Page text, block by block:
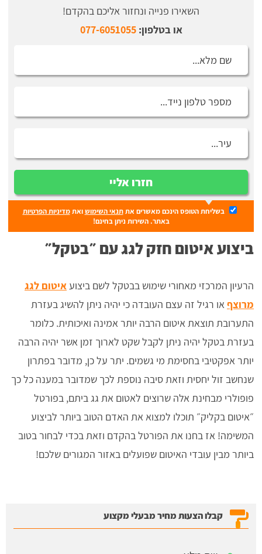
השאירו פנייה ונחזור אליכם בהקדם!
או בטלפון:077-6051055
חזרו אליי
בשליחת הטופס הינכם מאשרים אתתנאי השימושואתמדיניות הפרטיות
באתר. השירות ניתן בחינם!
ביצוע איטום חזק לגג עם ״בטקל״
הרעיון המרכזי מאחורי שימוש בבטקל לשם ביצועאיטום לגג
מרוצףאו רגיל זה עצם העובדה כי יהיה ניתן להשיג בעזרת
התערובת תוצאת איטום הרבה יותר אמינה ואיכותית. כלומר
בעזרת בטקל יהיה ניתן לקבל שקט לארוך זמן אשר יהיה הרבה
יותר אפקטיבי בחסימת מי גשמים. יתר על כן, מדובר בפתרון
שנחשב זול יחסית וזאת סיבה נוספת לכך שמדובר במענה כל כך
פופולרי מבחינת אלה שרוצים לאטום את גג ביתם, בפורטל
״איטום בקליק״ תוכלו למצוא את האדם הטוב ביותר לביצוע
המשימה! אז בחנו את הפורטל בהקדם וזאת בכדי לבחור בטוב
ביותר מבין עובדי האיטום שפועלים באזור המגורים שלכם!
קבלו הצעות מחיר מבעלי מקצוע